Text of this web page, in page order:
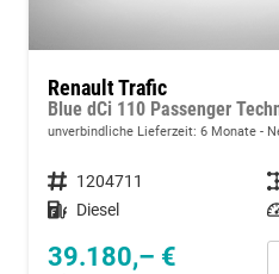
Renault Trafic
Blue dCi 110 Passenger
unverbindliche Lieferzeit: 6 Monate
Fahrzeugnummer 1204711
Kraftstoff Diesel
39.180,– €